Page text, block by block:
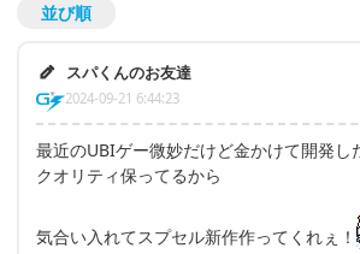
並び順
スパくんのお友達
2024-09-21 6:44:23
最近のUBIゲー微妙だけど金かけて開発し
クオリティ保ってるから
気合い入れてスプセル新作作ってくれぇ！